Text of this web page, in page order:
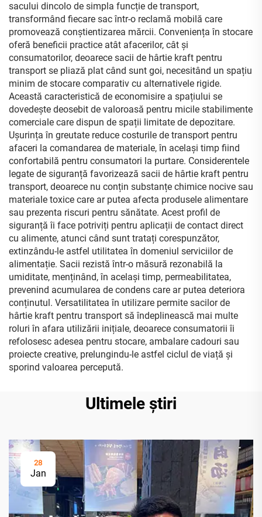
sacului dincolo de simpla funcție de transport,
transformând fiecare sac într-o reclamă mobilă care
promovează conștientizarea mărcii. Conveniența în stocare
oferă beneficii practice atât afacerilor, cât și
consumatorilor, deoarece sacii de hârtie kraft pentru
transport se pliază plat când sunt goi, necesitând un spațiu
minim de stocare comparativ cu alternativele rigide.
Această caracteristică de economisire a spațiului se
dovedește deosebit de valoroasă pentru micile stabilimente
comerciale care dispun de spații limitate de depozitare.
Ușurința în greutate reduce costurile de transport pentru
afaceri la comandarea de materiale, în același timp fiind
confortabilă pentru consumatori la purtare. Considerentele
legate de siguranță favorizează sacii de hârtie kraft pentru
transport, deoarece nu conțin substanțe chimice nocive sau
materiale toxice care ar putea afecta produsele alimentare
sau prezenta riscuri pentru sănătate. Acest profil de
siguranță îi face potriviți pentru aplicații de contact direct
cu alimente, atunci când sunt tratați corespunzător,
extinzându-le astfel utilitatea în domeniul serviciilor de
alimentație. Sacii rezistă într-o măsură rezonabilă la
umiditate, menținând, în același timp, permeabilitatea,
prevenind acumularea de condens care ar putea deteriora
conținutul. Versatilitatea în utilizare permite sacilor de
hârtie kraft pentru transport să îndeplinească mai multe
roluri în afara utilizării inițiale, deoarece consumatorii îi
refolosesc adesea pentru stocare, ambalare cadouri sau
proiecte creative, prelungindu-le astfel ciclul de viață și
sporind valoarea percepută.
Ultimele știri
28
Jan